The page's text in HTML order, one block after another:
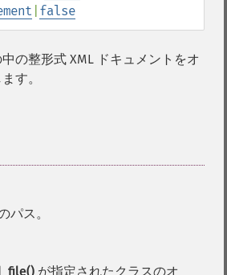
false
の整形式 XML ドキュメントをオ
す。
パス。
が指定されたクラスのオ